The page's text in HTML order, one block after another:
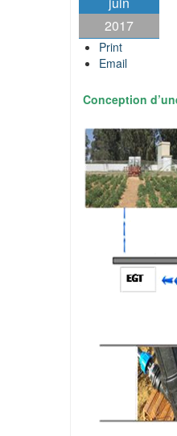
2017
Print
Email
Conception